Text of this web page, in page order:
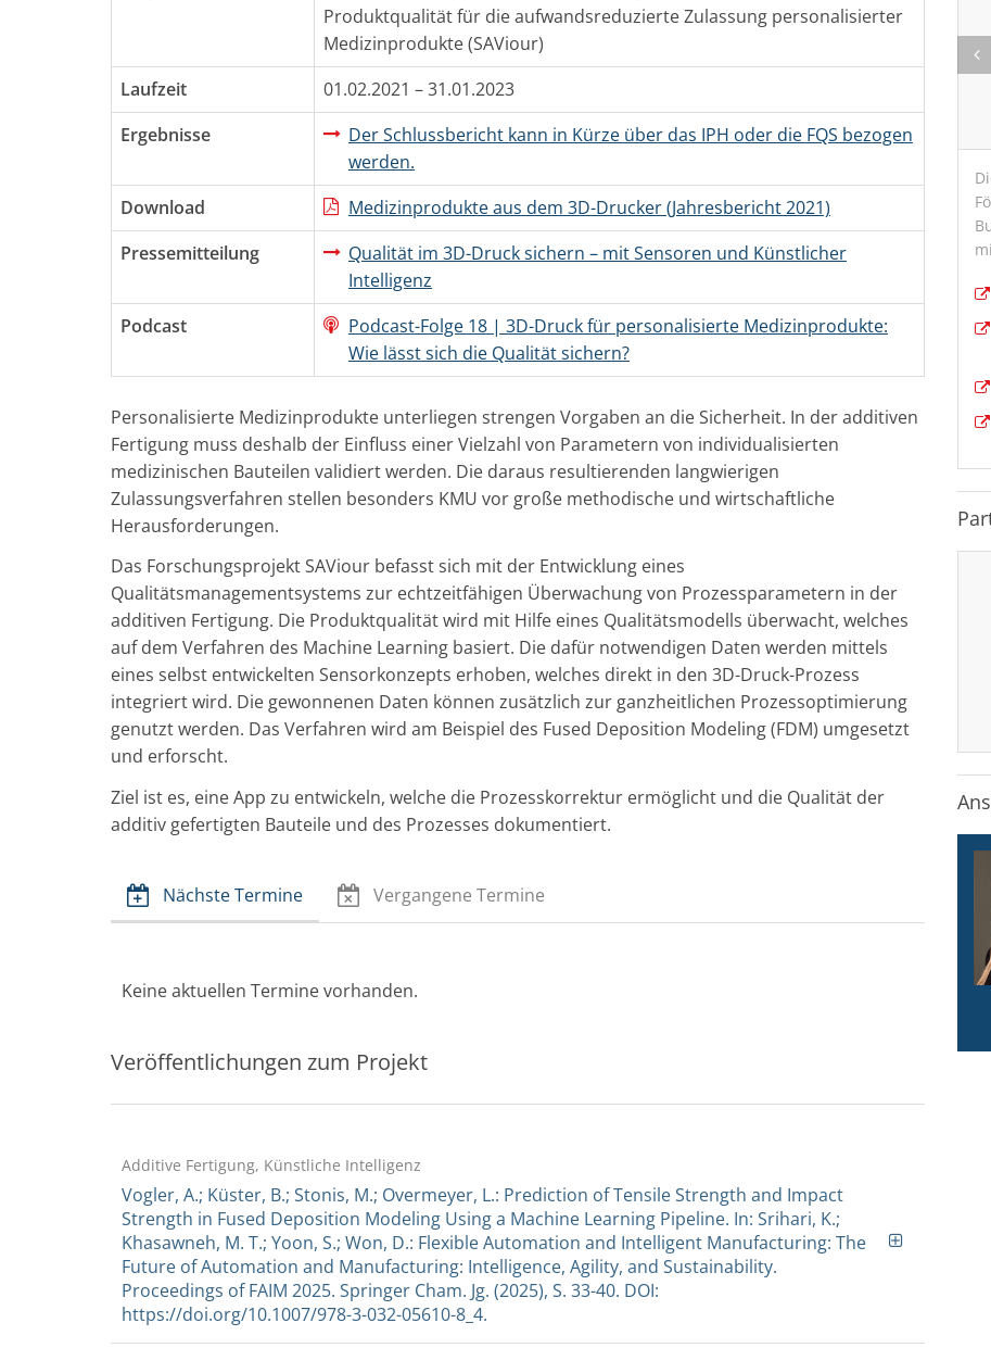
Produktqualität für die aufwandsreduzierte Zulassung personalisierter
Medizinprodukte (SAViour)
Laufzeit
01.02.2021 – 31.01.2023
Ergebnisse
Der Schlussbericht kann in Kürze über das IPH oder die FQS bezogen
werden.
Download
Medizinprodukte aus dem 3D-Drucker (Jahresbericht 2021)
Pressemitteilung
Qualität im 3D-Druck sichern – mit Sensoren und Künstlicher
Intelligenz
Podcast
Podcast-Folge 18 | 3D-Druck für personalisierte Medizinprodukte:
Wie lässt sich die Qualität sichern?
Personalisierte Medizinprodukte unterliegen strengen Vorgaben an die Sicherheit. In der additiven
Fertigung muss deshalb der Einfluss einer Vielzahl von Parametern von individualisierten
medizinischen Bauteilen validiert werden. Die daraus resultierenden langwierigen
Zulassungsverfahren stellen besonders KMU vor große methodische und wirtschaftliche
Herausforderungen.
Das Forschungsprojekt SAViour befasst sich mit der Entwicklung eines
Qualitätsmanagementsystems zur echtzeitfähigen Überwachung von Prozessparametern in der
additiven Fertigung. Die Produktqualität wird mit Hilfe eines Qualitätsmodells überwacht, welches
auf dem Verfahren des Machine Learning basiert. Die dafür notwendigen Daten werden mittels
eines selbst entwickelten Sensorkonzepts erhoben, welches direkt in den 3D-Druck-Prozess
integriert wird. Die gewonnenen Daten können zusätzlich zur ganzheitlichen Prozessoptimierung
genutzt werden. Das Verfahren wird am Beispiel des Fused Deposition Modeling (FDM) umgesetzt
und erforscht.
Ziel ist es, eine App zu entwickeln, welche die Prozesskorrektur ermöglicht und die Qualität der
additiv gefertigten Bauteile und des Prozesses dokumentiert.
Nächste Termine Vergangene Termine
Keine aktuellen Termine vorhanden.
Veröffentlichungen zum Projekt
Additive Fertigung, Künstliche Intelligenz
Vogler, A.; Küster, B.; Stonis, M.; Overmeyer, L.: Prediction of Tensile Strength and Impact
Strength in Fused Deposition Modeling Using a Machine Learning Pipeline. In: Srihari, K.;
Khasawneh, M. T.; Yoon, S.; Won, D.: Flexible Automation and Intelligent Manufacturing: The
Future of Automation and Manufacturing: Intelligence, Agility, and Sustainability.
Proceedings of FAIM 2025. Springer Cham. Jg. (2025), S. 33-40. DOI:
https://doi.org/10.1007/978-3-032-05610-8_4.